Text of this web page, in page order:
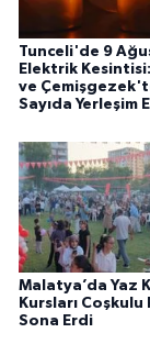
Tunceli'de 9
Elektrik
ve
Sayıda Yerleşim
Malatya’da Yaz
Kursları
Sona Erdi